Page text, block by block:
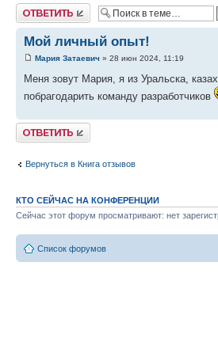
Ответить
Мой личный опыт!
Мария Затаевич » 28 июн 2024, 11:19
Меня зовут Мария, я из Уральска,
побрагодарить команду разработчиков
Ответить
Вернуться в Книга отзывов
КТО СЕЙЧАС НА КОНФЕРЕНЦИИ
Сейчас этот форум просматривают: нет
Список форумов